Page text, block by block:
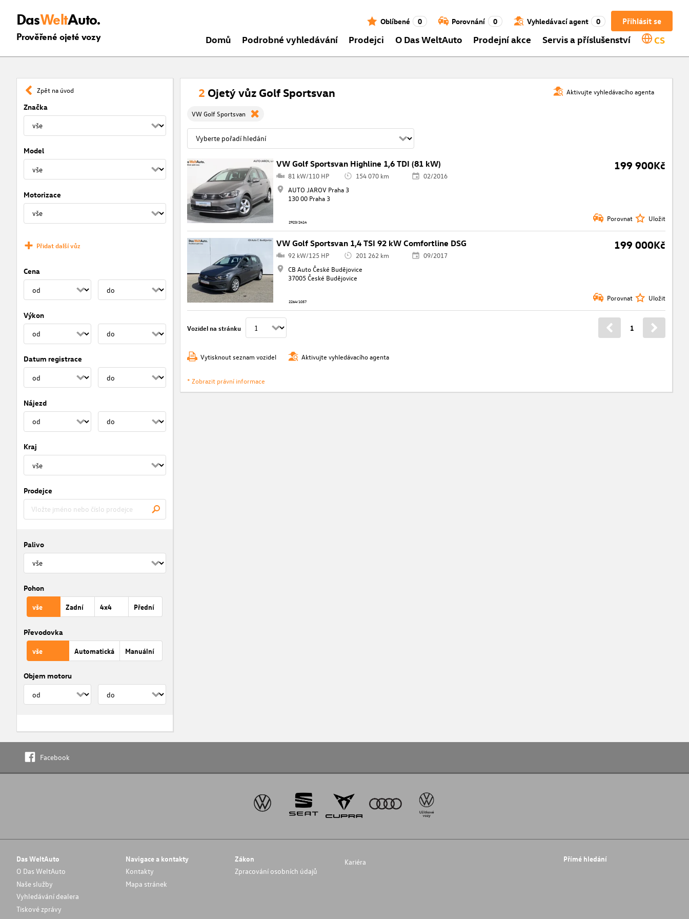
DasWeltAuto.
Prověřené ojeté vozy
Přihlásit se
Oblíbené 0 Porovnání 0 Vyhledávací agent 0
Domů Podrobné vyhledávání Prodejci O Das WeltAuto Prodejní akce Servis a příslušenství CS
Zpět na úvod
Značka
Model
Motorizace
Přidat další vůz
Cena
Výkon
Datum registrace
Nájezd
Kraj
Prodejce
Palivo
Pohon
vše Zadní 4x4 Přední
Převodovka
vše Automatická Manuální
Objem motoru
Aktivujte vyhledávacího agenta
2 Ojetý vůz Golf Sportsvan
VW Golf Sportsvan
VW Golf Sportsvan Highline 1,6 TDI (81 kW) 199 900Kč
81 kW/110 HP 154 070 km
02/2016
AUTO JAROV Praha 3
130 00 Praha 3
2923/2414 Porovnat Uložit
VW Golf Sportsvan 1,4 TSI 92 kW Comfortline DSG 199 000Kč
92 kW/125 HP 201 262 km
09/2017
CB Auto České Budějovice
37005 České Budějovice
2264/1057 Porovnat Uložit
Vozidel na stránku 1
Vytisknout seznam vozidel Aktivujte vyhledávacího agenta
* Zobrazit právní informace
Facebook
Das WeltAuto
O Das WeltAuto
Naše služby
Vyhledávání dealera
Tiskové zprávy
Navigace a kontakty
Kontakty
Mapa stránek
Zákon
Zpracování osobních údajů
Kariéra Přímé hledání